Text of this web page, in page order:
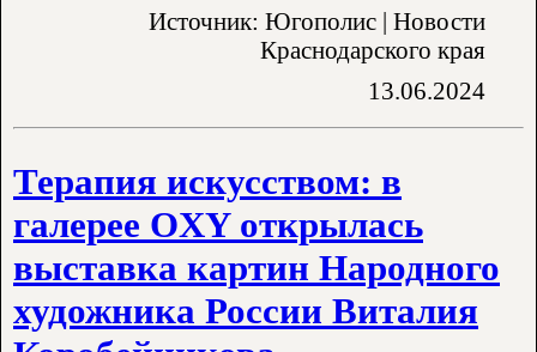
Источник: Югополис | Новости
Краснодарского края
13.06.2024
​Терапия искусством: в
галерее OXY открылась
выставка картин Народного
художника России Виталия